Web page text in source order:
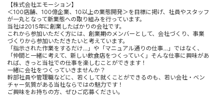
【株式会社エモーション】
＜100店舗、100億企業、10以上の業態開発＞を目標に掲げ、社員やスタッフ
が一丸となって新業態への取り組みを行っています。
当社は2015年に創業したばかりの会社です。
これから参加いただく方には、創業期のメンバーとして、会社づくり、事業
づくりから参加いただきたいと考えています。
「指示された作業をするだけ…」や「マニュアル通りの仕事…」ではなく、
「仲間と一緒に考えて、新しい飲食店をつくっていく」そんな仕事に興味があ
れば、きっと当社での仕事を楽しむことができます！
一緒に会社をつくっていきませんか？
幹部社員や管理職などに、若くして就くことができるのも、若い会社・ベン
チャー気質がある当社ならではの魅力です！
ご興味をお持ちの方、ぜひご応募ください。